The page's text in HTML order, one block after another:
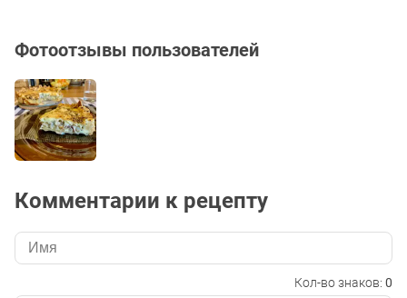
Фотоотзывы пользователей
Комментарии к рецепту
Кол-во знаков: 0